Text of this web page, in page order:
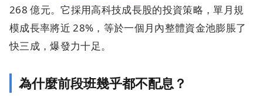
268 億元。它採用高科技成長股的投資策略，單月規
模成長率將近 28%，等於一個月內整體資金池膨脹了
快三成，爆發力十足。
為什麼前段班幾乎都不配息？